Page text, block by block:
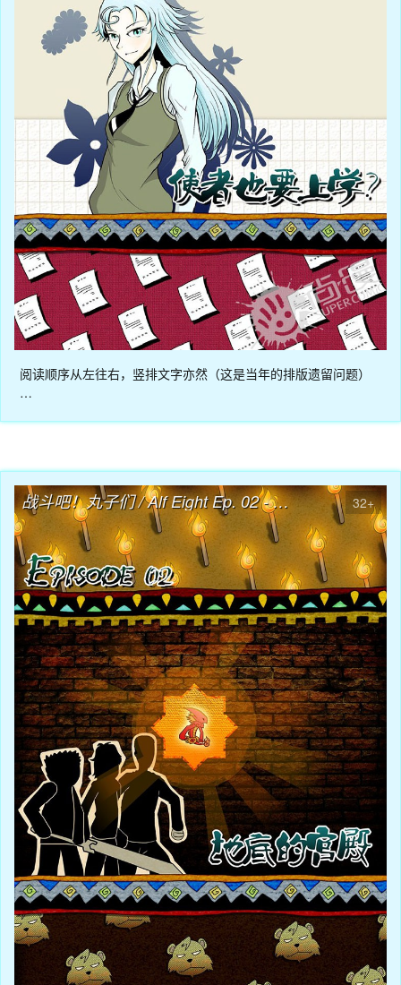
阅读顺序从左往右，竖排文字亦然（这是当年的排版遗留问题）
…
战斗吧！丸子们 / Alf Eight Ep. 02 - 地底的宫殿 32+